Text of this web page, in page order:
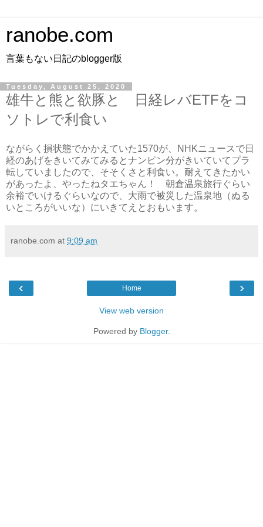
ranobe.com
言葉もない日記のblogger版
Tuesday, August 25, 2020
雄牛と熊と欲豚と 日経レバETFをコ
ソトレで利食い
ながらく損状態でかかえていた1570が、NHKニュースで日
経のあげをきいてみてみるとナンピン分がきいていてプラ
転していましたので、そそくさと利食い。耐えてきたかい
があったよ、やったねタエちゃん！ 朝倉温泉旅行ぐらい
余裕でいけるぐらいなので、大雨で被災した温泉地（ぬる
いところがいいな）にいきてえとおもいます。
ranobe.com at 9:09 am
‹ ›
Home
View web version
Powered by Blogger.